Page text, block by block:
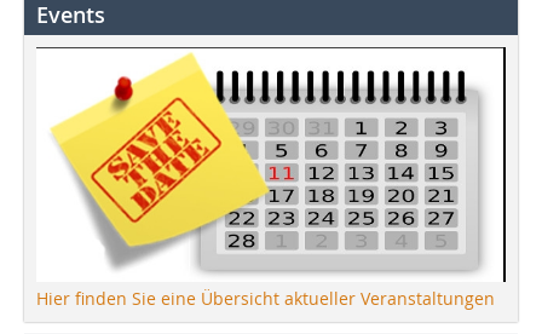
Events
Hier finden Sie eine Übersicht aktueller Veranstaltungen